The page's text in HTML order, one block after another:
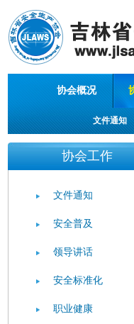
协会概况
文件通知
协会工作
文件通知
安全普及
领导讲话
安全标准化
职业健康